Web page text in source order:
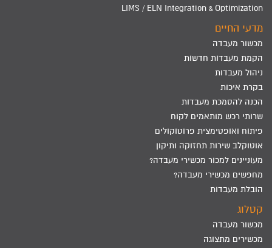
LIMS / ELN Integration & Optimization
מדעי החיים
מכשור מעבדה
הקמת מעבדות חדשות
ניהול מעבדות
בקרת איכות
הכנה להסמכת מעבדות
שרותי רכש מותאמים לקוח
פיתוח ואופטימצית פרוטוקולים
אוטוקלב שירות תחזוקה ותיקון
מעוניינים למכור מכשירי מעבדה?
מחפשים מכשירי מעבדה?
הובלת מעבדות
קטלוג
מכשור מעבדה
מכשירים מתצוגה